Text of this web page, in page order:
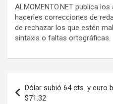
ALMOMENTO.NET publica
hacerles correcciones de
de rechazar los que estén
sintaxis o faltas ortográficas.
de
Dólar subió 64 cts. y euro
$71.32